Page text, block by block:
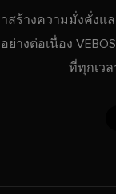
สร้างความมั่งคั่งแล
ย่างต่อเนื่อง
ที่ทุกเว